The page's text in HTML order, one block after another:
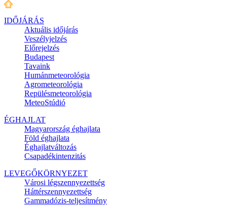
IDŐJÁRÁS
Aktuális időjárás
Veszélyjelzés
Előrejelzés
Budapest
Tavaink
Humánmeteorológia
Agrometeorológia
Repülésmeteorológia
MeteoStúdió
ÉGHAJLAT
Magyarország éghajlata
Föld éghajlata
Éghajlatváltozás
Csapadékintenzitás
LEVEGŐKÖRNYEZET
Városi légszennyezettség
Háttérszennyezettség
Gammadózis-teljesítmény